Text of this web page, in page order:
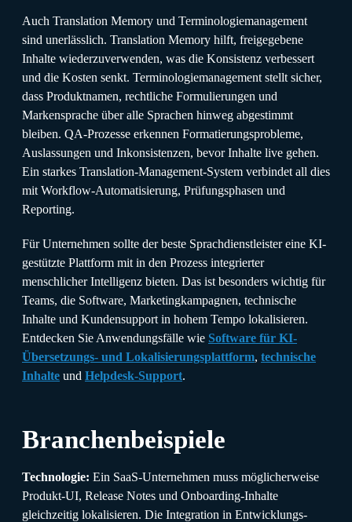
Auch Translation Memory und Terminologiemanagement
sind unerlässlich. Translation Memory hilft, freigegebene
Inhalte wiederzuverwenden, was die Konsistenz verbessert
und die Kosten senkt. Terminologiemanagement stellt sicher,
dass Produktnamen, rechtliche Formulierungen und
Markensprache über alle Sprachen hinweg abgestimmt
bleiben. QA-Prozesse erkennen Formatierungsprobleme,
Auslassungen und Inkonsistenzen, bevor Inhalte live gehen.
Ein starkes Translation-Management-System verbindet all dies
mit Workflow-Automatisierung, Prüfungsphasen und
Reporting.
Für Unternehmen sollte der beste Sprachdienstleister eine KI-
gestützte Plattform mit in den Prozess integrierter
menschlicher Intelligenz bieten. Das ist besonders wichtig für
Teams, die Software, Marketingkampagnen, technische
Inhalte und Kundensupport in hohem Tempo lokalisieren.
Entdecken Sie Anwendungsfälle wie Software für KI-
Übersetzungs- und Lokalisierungsplattform, technische
Inhalte und Helpdesk-Support.
Branchenbeispiele
Technologie: Ein SaaS-Unternehmen muss möglicherweise
Produkt-UI, Release Notes und Onboarding-Inhalte
gleichzeitig lokalisieren. Die Integration in Entwicklungs-